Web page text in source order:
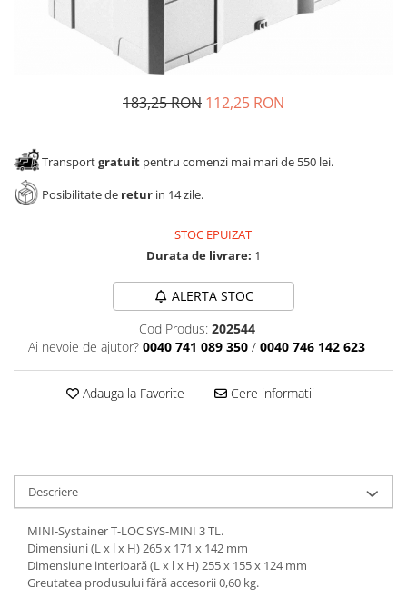
Solutii de curatat & adezivi
Clesti/ patenti
183,25 RON 112,25 RON
Transportgratuit pentru comenzi mai mari de 550 lei.
Posibilitate de retur in 14 zile.
STOC EPUIZAT
Durata de livrare: 1
ALERTA STOC
Cod Produs: 202544
Ai nevoie de ajutor? 0040 741 089 350 / 0040 746 142 623
Adauga la Favorite Cere informatii
Descriere
MINI-Systainer T-LOC SYS-MINI 3 TL.
Dimensiuni (L x l x H) 265 x 171 x 142 mm
Dimensiune interioară (L x l x H) 255 x 155 x 124 mm
Greutatea produsului fără accesorii 0,60 kg.